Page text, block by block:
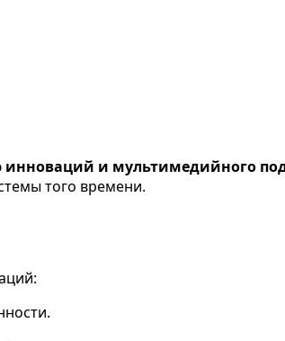
инноваций и мультимедийного
того времени.